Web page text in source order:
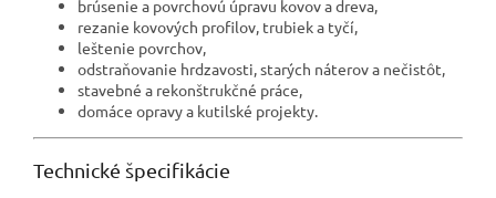
brúsenie a povrchovú úpravu kovov a dreva,
rezanie kovových profilov, trubiek a tyčí,
leštenie povrchov,
odstraňovanie hrdzavosti, starých náterov a nečistôt,
stavebné a rekonštrukčné práce,
domáce opravy a kutilské projekty.
Technické špecifikácie